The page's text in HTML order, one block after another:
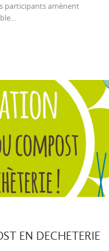
participants amènent
EN DECHETERIE